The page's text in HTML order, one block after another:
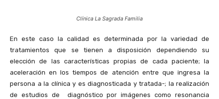
Clínica La Sagrada Familia
En este caso la calidad es determinada por la variedad de
tratamientos que se tienen a disposición dependiendo su
elección de las características propias de cada paciente; la
aceleración en los tiempos de atención entre que ingresa la
persona a la clínica y es diagnosticada y tratada-; la realización
de estudios de diagnóstico por imágenes como resonancia